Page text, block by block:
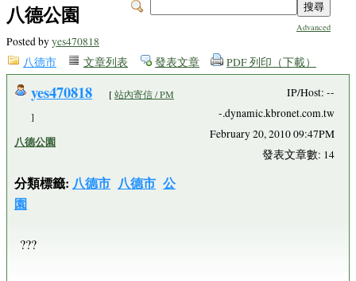
Advanced
八德公園
Posted byyes470818
八德市
文章列表 發表文章 PDF 列印（下載）
yes470818 [站內寄信 / PM
]
八德公園
分類標籤: 八德市 八德市 公
園
IP/Host: --
-.dynamic.kbronet.com.tw
February 20, 2010 09:47PM
發表文章數: 14
???